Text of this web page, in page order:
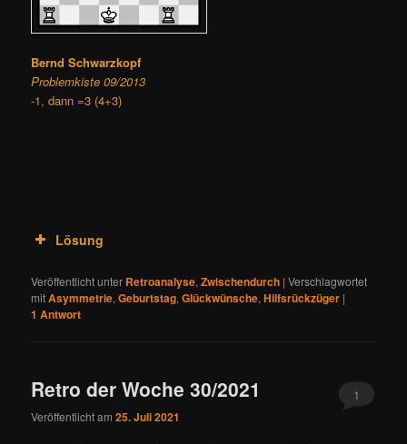
Bernd Schwarzkopf
Problemkiste 09/2013
-1, dann =3 (4+3)
Lösung
Veröffentlicht unter Retroanalyse,Zwischendurch |Verschlagwortet
mitAsymmetrie,Geburtstag,Glückwünsche,Hilfsrückzüger |
1 Antwort
Retro der Woche 30/2021
Veröffentlicht am25. Juli 2021
1